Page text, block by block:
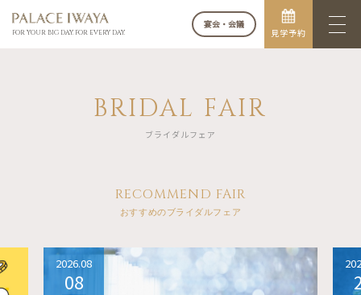
FOR YOUR BIG DAY. FOR EVERY DAY.
宴会・会議
見学予約
BRIDAL FAIR
ブライダルフェア
RECOMMEND FAIR
おすすめのブライダルフェア
2026.08
08